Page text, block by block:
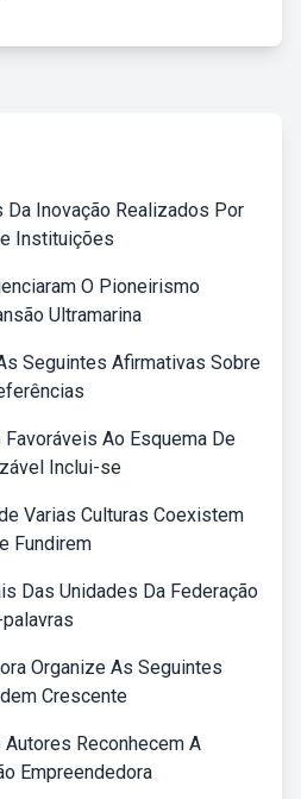
Da Inovação Realizados Por
Instituições
O Pioneirismo
Ultramarina
Seguintes Afirmativas Sobre
Ao Esquema De
Inclui-se
Varias Culturas Coexistem
Fundirem
Das Unidades Da Federação
Organize As Seguintes
Crescente
Reconhecem A
Empreendedora